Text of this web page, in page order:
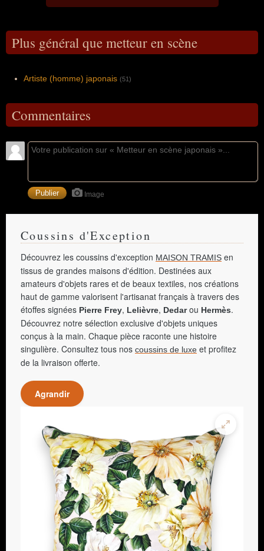
Plus général que metteur en scène
Artiste (homme) japonais (51)
Commentaires
Image
Coussins d'Exception
Découvrez les coussins d'exception MAISON TRAMIS en
tissus de grandes maisons d'édition. Destinées aux
amateurs d'objets rares et de beaux textiles, nos créations
haut de gamme valorisent l'artisanat français à travers des
étoffes signées Pierre Frey, Lelièvre, Dedarou Hermès.
Découvrez notre sélection exclusive d'objets uniques
conçus à la main. Chaque pièce raconte une histoire
singulière. Consultez tous nos coussins de luxe et profitez
de la livraison offerte.
Agrandir